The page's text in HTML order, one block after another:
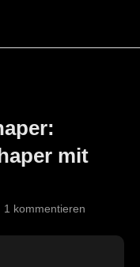
mit
1 kommentieren